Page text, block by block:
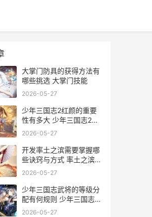
大掌门防具的获得方法有
哪些挑选 大掌门技能
2026-05-27
少年三国志2红颜的重要
性有多大 少年三国志2红
颜貂蝉泡温泉
2026-05-27
开发率土之滨需要掌握哪
些诀窍与方式 率土之滨开
发提升几级
2026-05-27
少年三国志武将的等级分
配有何规则 少年三国志武
将时装在哪更换
2026-05-27